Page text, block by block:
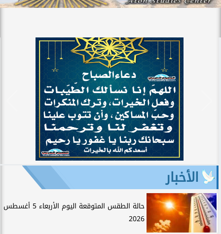
الأخبار
حالة الطقس المتوقعة اليوم الأربعاء 5 أغسطس
2026